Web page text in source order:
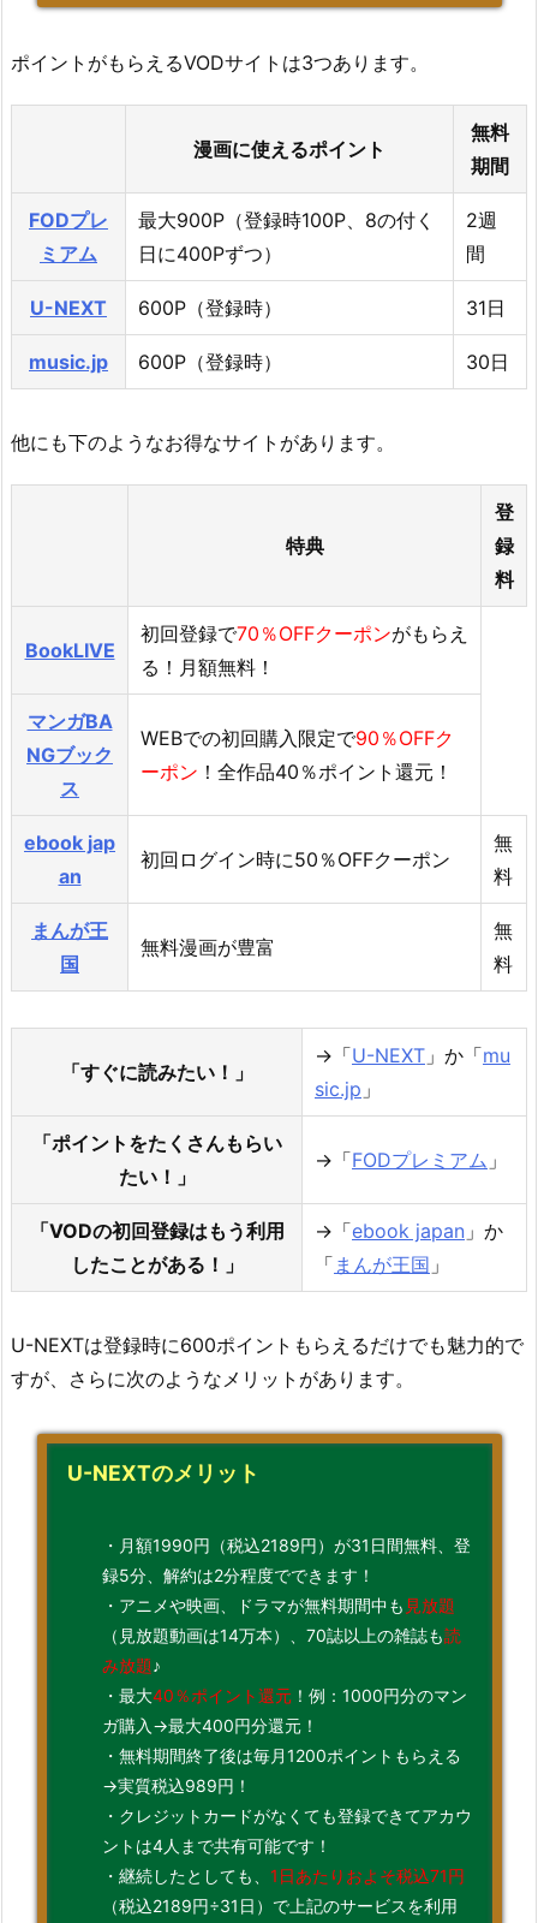
ポイントがもらえるVODサイトは3つあります。
漫画に使えるポイント
無料
期間
FODプレ
ミアム
最大900P（登録時100P、8の付く
日に400Pずつ）
2週
間
U-NEXT 600P（登録時） 31日
music.jp 600P（登録時） 30日
他にも下のようなお得なサイトがあります。
特典
登
録
料
BookLIVE
初回登録で70％OFFクーポンがもらえ
る！月額無料！
マンガBA
NGブック
ス
WEBでの初回購入限定で90％OFFク
ーポン ！全作品40％ポイント還元！
ebook jap
an
初回ログイン時に50％OFFクーポン
無
料
まんが王
国
無料漫画が豊富
無
料
「すぐに読みたい！」
→「U-NEXT 」か「mu
sic.jp 」
「ポイントをたくさんもらい
たい！」
→「FODプレミアム 」
「VODの初回登録はもう利用
したことがある！」
→「ebook japan 」か
「 まんが王国 」
U-NEXTは登録時に600ポイントもらえるだけでも魅力的で
すが、さらに次のようなメリットがあります。
U-NEXTのメリット
・月額1990円（税込2189円）が31日間無料、登
録5分、解約は2分程度でできます！
・アニメや映画、ドラマが無料期間中も 見放題
（見放題動画は14万本）、70誌以上の雑誌も読
み放題♪
・最大40％ポイント還元！例：1000円分のマン
ガ購入→最大400円分還元！
・無料期間終了後は毎月1200ポイントもらえる
→実質税込989円！
・クレジットカードがなくても登録できてアカウ
ントは4人まで共有可能です！
・継続したとしても、 1日あたりおよそ税込71円
（税込2189円÷31日）で上記のサービスを利用